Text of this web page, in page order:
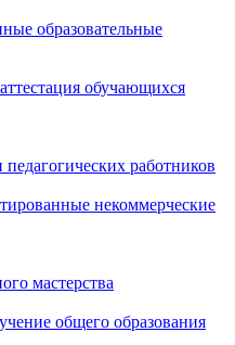
образовательные
обучающихся
работников
некоммерческие
мастерства
общего образования